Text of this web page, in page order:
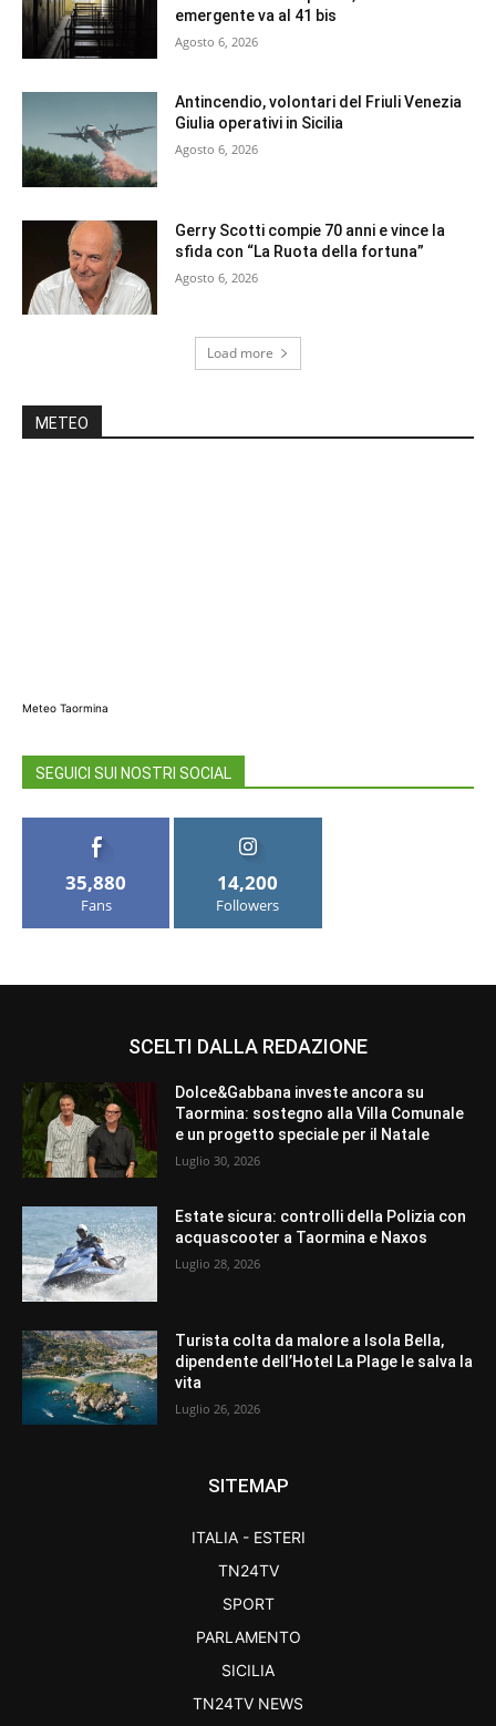
emergente va al 41 bis
Agosto 6, 2026
Antincendio, volontari del Friuli Venezia
Giulia operativi in Sicilia
Agosto 6, 2026
Gerry Scotti compie 70 anni e vince la
sfida con “La Ruota della fortuna”
Agosto 6, 2026
Load more
METEO
Meteo Taormina
SEGUICI SUI NOSTRI SOCIAL
35,880
Fans
14,200
Followers
SCELTI DALLA REDAZIONE
Dolce&Gabbana investe ancora su
Taormina: sostegno alla Villa Comunale
e un progetto speciale per il Natale
Luglio 30, 2026
Estate sicura: controlli della Polizia con
acquascooter a Taormina e Naxos
Luglio 28, 2026
Turista colta da malore a Isola Bella,
dipendente dell’Hotel La Plage le salva la
vita
Luglio 26, 2026
SITEMAP
ITALIA - ESTERI
TN24TV
SPORT
PARLAMENTO
SICILIA
TN24TV NEWS